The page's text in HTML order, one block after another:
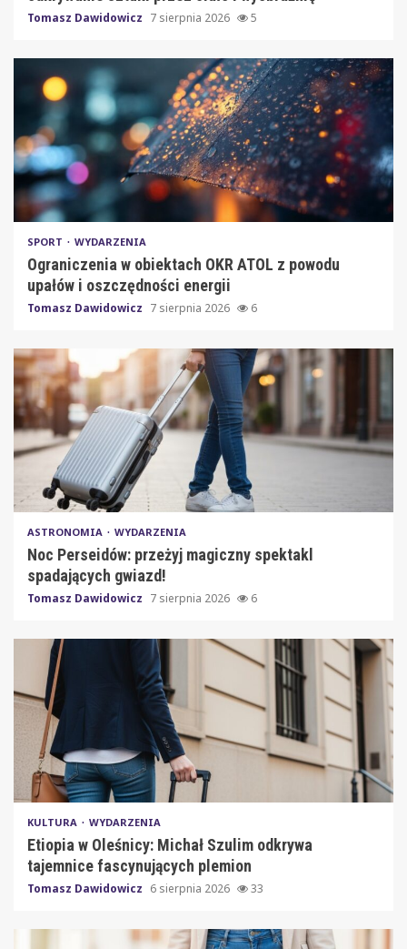
Tomasz Dawidowicz 7 sierpnia 2026 5
SPORT WYDARZENIA
Ograniczenia w obiektach OKR ATOL z powodu
upałów i oszczędności energii
Tomasz Dawidowicz 7 sierpnia 2026 6
ASTRONOMIA WYDARZENIA
Noc Perseidów: przeżyj magiczny spektakl
spadających gwiazd!
Tomasz Dawidowicz 7 sierpnia 2026 6
KULTURA WYDARZENIA
Etiopia w Oleśnicy: Michał Szulim odkrywa
tajemnice fascynujących plemion
Tomasz Dawidowicz 6 sierpnia 2026 33